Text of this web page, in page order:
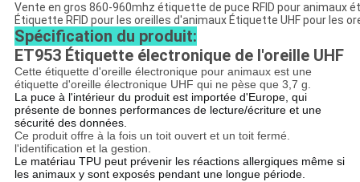
Vente en gros 860-960mhz étiquette de puce RFID pour animaux
Étiquette RFID pour les oreilles d'animaux Étiquette UHF pour les
Spécification du produit:
ET953 Étiquette électronique de l'oreille UHF
Cette étiquette d'oreille électronique pour animaux est une
étiquette d'oreille électronique UHF qui ne pèse que 3,7 g.
La puce à l'intérieur du produit est importée d'Europe, qui
présente de bonnes performances de lecture/écriture et une
sécurité des données.
Ce produit offre à la fois un toit ouvert et un toit fermé.
l'identification et la gestion.
Le matériau TPU peut prévenir les réactions allergiques même si
les animaux y sont exposés pendant une longue période.